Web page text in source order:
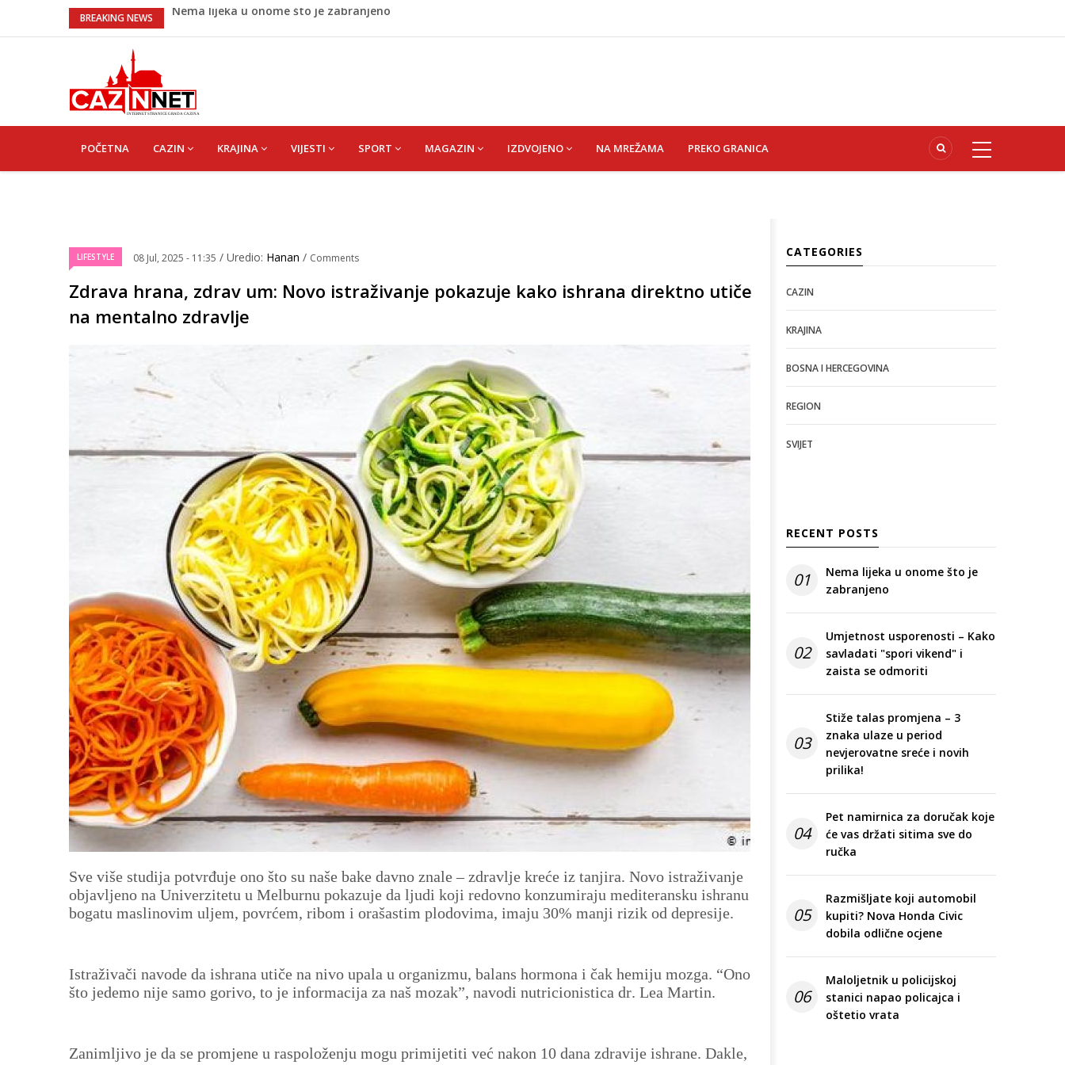
BREAKING NEWS
Umjetnost usporenosti – Kako savladati "spori vikend" i zaista se odmoriti
Maloljetnik u policijskoj stanici napao policajca i oštetio vrata
Nema lijeka u onome što je zabranjeno
NAVIGATION
POČETNA CAZIN KRAJINA VIJESTI SPORT MAGAZIN IZDVOJENO NA MREŽAMA PREKO GRANICA
LIFESTYLE 08 Jul, 2025 - 11:35 / Uredio: Hanan / Comments
Zdrava hrana, zdrav um: Novo istraživanje pokazuje kako ishrana direktno utiče
na mentalno zdravlje
Sve više studija potvrđuje ono što su naše bake davno znale – zdravlje kreće iz tanjira. Novo istraživanje
objavljeno na Univerzitetu u Melburnu pokazuje da ljudi koji redovno konzumiraju mediteransku ishranu
bogatu maslinovim uljem, povrćem, ribom i orašastim plodovima, imaju 30% manji rizik od depresije.
Istraživači navode da ishrana utiče na nivo upala u organizmu, balans hormona i čak hemiju mozga. “Ono
što jedemo nije samo gorivo, to je informacija za naš mozak”, navodi nutricionistica dr. Lea Martin.
Zanimljivo je da se promjene u raspoloženju mogu primijetiti već nakon 10 dana zdravije ishrane. Dakle,
CATEGORIES
CAZIN
KRAJINA
BOSNA I HERCEGOVINA
REGION
SVIJET
RECENT POSTS
01
Nema lijeka u onome što je
zabranjeno
02
Umjetnost usporenosti – Kako
savladati "spori vikend" i
zaista se odmoriti
03
Stiže talas promjena – 3
znaka ulaze u period
nevjerovatne sreće i novih
prilika!
04
Pet namirnica za doručak koje
će vas držati sitima sve do
ručka
05
Razmišljate koji automobil
kupiti? Nova Honda Civic
dobila odlične ocjene
06
Maloljetnik u policijskoj
stanici napao policajca i
oštetio vrata